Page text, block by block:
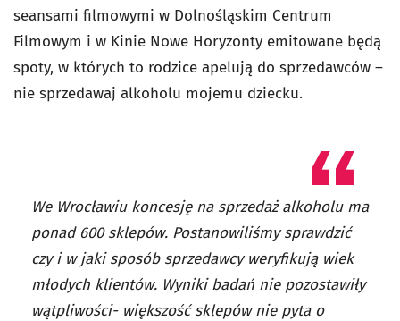
seansami filmowymi w Dolnośląskim Centrum
Filmowym i w Kinie Nowe Horyzonty emitowane będą
spoty, w których to rodzice apelują do sprzedawców –
nie sprzedawaj alkoholu mojemu dziecku.
We Wrocławiu koncesję na sprzedaż alkoholu ma
ponad 600 sklepów. Postanowiliśmy sprawdzić
czy i w jaki sposób sprzedawcy weryfikują wiek
młodych klientów. Wyniki badań nie pozostawiły
wątpliwości- większość sklepów nie pyta o